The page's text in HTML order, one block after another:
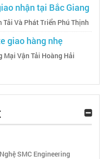
nhận tại Bắc Giang
Tải Và Phát Triển Phú Thịnh
giao hàng nhẹ
Mại Vận Tải Hoàng Hải
SMC Engineering